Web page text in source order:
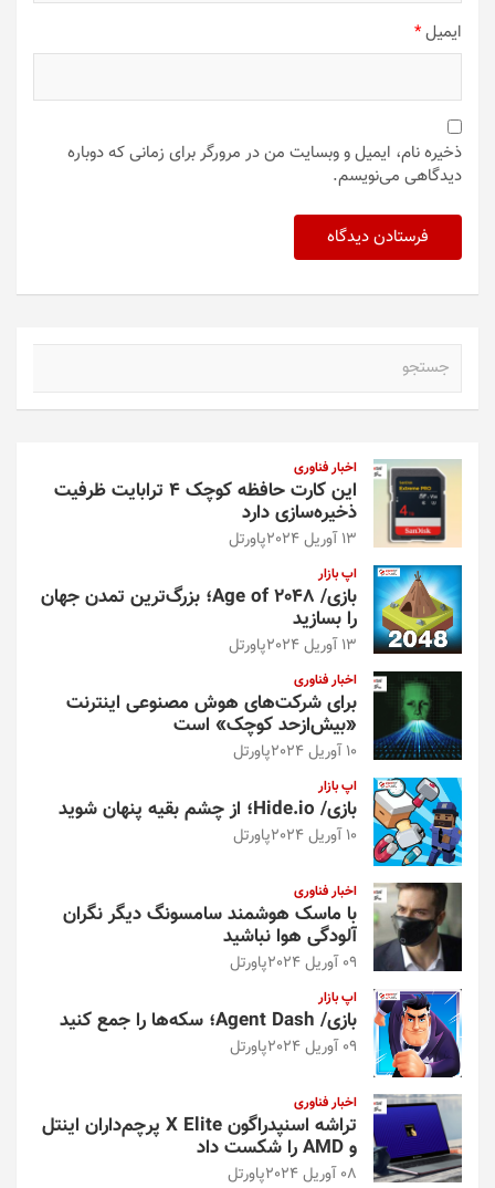
ایمیل*
ذخیره نام، ایمیل و وبسایت من در مرورگر برای زمانی که دوباره
دیدگاهی می‌نویسم.
اخبار فناوری
این کارت حافظه کوچک ۴ ترابایت ظرفیت
ذخیره‌سازی دارد
13 آوریل 2024 پاورتل
اپ بازار
بازی/ Age of 2048؛ بزرگ‌ترین تمدن جهان
را بسازید
13 آوریل 2024 پاورتل
اخبار فناوری
برای شرکت‌های هوش مصنوعی اینترنت
«بیش‌از‌حد کوچک» است
10 آوریل 2024 پاورتل
اپ بازار
بازی/ Hide.io؛ از چشم بقیه پنهان شوید
10 آوریل 2024 پاورتل
اخبار فناوری
با ماسک هوشمند سامسونگ دیگر نگران
آلودگی هوا نباشید
09 آوریل 2024 پاورتل
اپ بازار
بازی/ Agent Dash؛ سکه‌ها را جمع کنید
09 آوریل 2024 پاورتل
اخبار فناوری
تراشه اسنپدراگون X Elite پرچم‌داران اینتل
و AMD را شکست داد
08 آوریل 2024 پاورتل